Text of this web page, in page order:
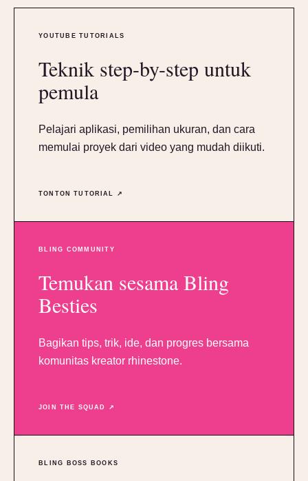
YOUTUBE TUTORIALS
Teknik step-by-step untuk
pemula
Pelajari aplikasi, pemilihan ukuran, dan cara
memulai proyek dari video yang mudah diikuti.
TONTON TUTORIAL ↗
BLING COMMUNITY
Temukan sesama Bling
Besties
Bagikan tips, trik, ide, dan progres bersama
komunitas kreator rhinestone.
JOIN THE SQUAD ↗
BLING BOSS BOOKS